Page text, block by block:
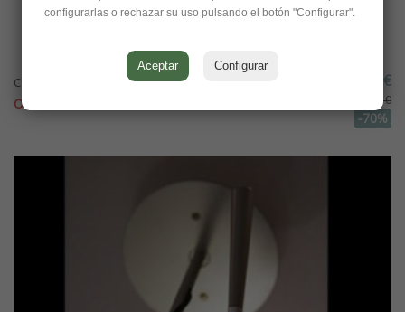
CHICHIBIO, Luceplan (A. Cavalchini y D....
OFERTA!
148,50 €
495,00 €
-70%
configurarlas o rechazar su uso pulsando el botón "Configurar".
Aceptar Configurar